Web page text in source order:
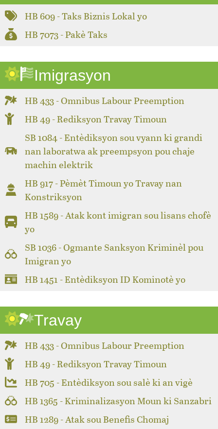
HB 609 - Taks Biznis Lokal yo
HB 7073 - Pakè Taks
Imigrasyon
HB 433 - Omnibus Labour Preemption
HB 49 - Rediksyon Travay Timoun
SB 1084 - Entèdiksyon sou vyann ki grandi
nan laboratwa ak preempsyon pou chaje
machin elektrik
HB 917 - Pèmèt Timoun yo Travay nan
Konstriksyon
HB 1589 - Atak kont imigran sou lisans chofè
yo
SB 1036 - Ogmante Sanksyon Kriminèl pou
Imigran yo
HB 1451 - Entèdiksyon ID Kominotè yo
Travay
HB 433 - Omnibus Labour Preemption
HB 49 - Rediksyon Travay Timoun
HB 705 - Entèdiksyon sou salè ki an vigè
HB 1365 - Kriminalizasyon Moun ki Sanzabri
HB 1289 - Atak sou Benefis Chomaj